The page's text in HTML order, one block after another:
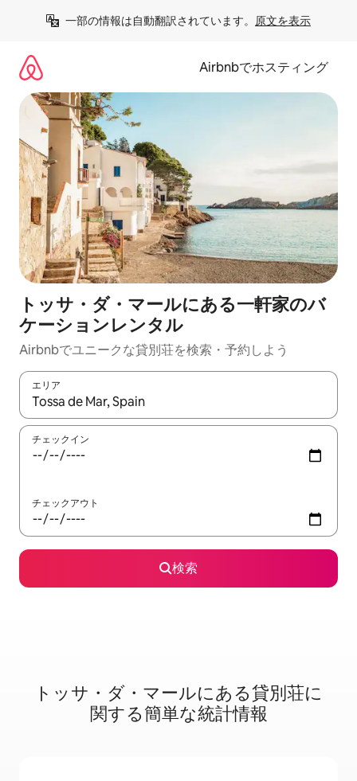
一部の情報は自動翻訳されています。 原文を表示
Airbnbでホスティング
トッサ・ダ・マールにある一軒家のバ
ケーションレンタル
Airbnbでユニークな貸別荘を検索・予約しよう
エリア
検索結果が表示されたら、上下の矢印キーを使って移動するか
チェックイン
チェックアウト
検索
トッサ・ダ・マールに⁠あ⁠る貸⁠別⁠荘⁠に
関⁠す⁠る簡⁠単⁠な統⁠計⁠情⁠報